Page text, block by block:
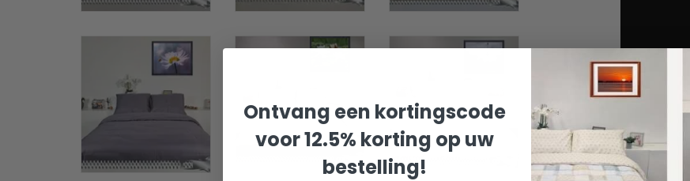
Ontvang een kortingscode
voor 12.5% korting op uw
bestelling!